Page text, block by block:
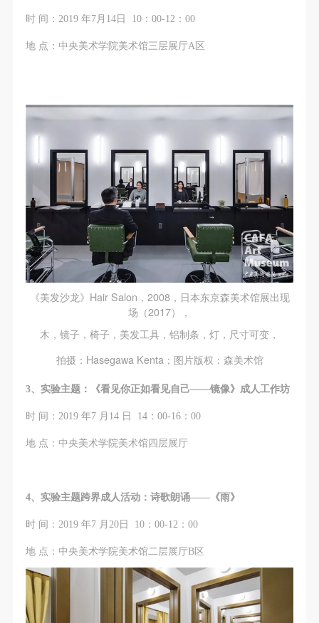
时 间：2019 年7月14日 10：00-12：00
地 点：中央美术学院美术馆三层展厅A区
《美发沙龙》Hair Salon，2008，日本东京森美术馆展出现
场（2017），
木，镜子，椅子，美发工具，铝制条，灯，尺寸可变，
拍摄：Hasegawa Kenta；图片版权：森美术馆
3、实验主题：《看见你正如看见自己——镜像》成人工作坊
时 间：2019 年7 月14 日 14：00-16：00
地 点：中央美术学院美术馆四层展厅
4、实验主题跨界成人活动：诗歌朗诵——《雨》
时 间：2019 年7 月20日 10：00-12：00
地 点：中央美术学院美术馆二层展厅B区
及到的绘画工具、创作材料及配套设备、设施，若参
套设备、设施造成个人受伤、伤害他人及造成相应工
失。活动中任何非事故当事人及美术馆将不承担人身
事故的任何责任。
中央美术学院美术馆肖像权许可使用协议
根据《中华人民共和国广告法》、《中华人民共和国
民法通则》以及 最高人民法院关于贯彻执行 《中华
人民共和国民法通则》若干问题的意见（试行）>的
有关规定，为明确肖像许可方（甲方）和使用方（乙
方）的权利义务关系，经双方友好协商，甲乙双方就
带有甲方肖像的作品的使用达成如下一致协议：
一、 一般约定
（1）、甲方为本协议中的肖像权人，自愿将自己的
肖像权许可乙方作符合本协议约定和法律规定的用
（2）、乙方中央美术学院美术馆是一所具有标志
性、专业性、国际化的现代公共美术馆。中央美术学
院美术馆与时代同行，努力塑造一个开放、自由、学
和观众进行良好互动。以学院的学术研究为基础，积
共教育活动，为美院师生、中外艺术家以及社会公众
单位，其开展的公共教育活动以学术性和公益性为
主。
（3）、乙方为甲方拍摄中央美术学院公共教育部所
有公教活动。
二、拍摄内容、使用形式、使用地域范围
及到的绘画工具、创作材料及配套设备、设施，若参
套设备、设施造成个人受伤、伤害他人及造成相应工
失。活动中任何非事故当事人及美术馆将不承担人身
事故的任何责任。
中央美术学院美术馆肖像权许可使用协议
根据《中华人民共和国广告法》、《中华人民共和国
民法通则》以及 最高人民法院关于贯彻执行 《中华
人民共和国民法通则》若干问题的意见（试行）>的
有关规定，为明确肖像许可方（甲方）和使用方（乙
方）的权利义务关系，经双方友好协商，甲乙双方就
带有甲方肖像的作品的使用达成如下一致协议：
一、 一般约定
（1）、甲方为本协议中的肖像权人，自愿将自己的
肖像权许可乙方作符合本协议约定和法律规定的用
（2）、乙方中央美术学院美术馆是一所具有标志
性、专业性、国际化的现代公共美术馆。中央美术学
院美术馆与时代同行，努力塑造一个开放、自由、学
和观众进行良好互动。以学院的学术研究为基础，积
共教育活动，为美院师生、中外艺术家以及社会公众
单位，其开展的公共教育活动以学术性和公益性为
主。
（3）、乙方为甲方拍摄中央美术学院公共教育部所
有公教活动。
二、拍摄内容、使用形式、使用地域范围
及到的绘画工具、创作材料及配套设备、设施，若参
套设备、设施造成个人受伤、伤害他人及造成相应工
失。活动中任何非事故当事人及美术馆将不承担人身
事故的任何责任。
中央美术学院美术馆肖像权许可使用协议
根据《中华人民共和国广告法》、《中华人民共和国
民法通则》以及 最高人民法院关于贯彻执行 《中华
人民共和国民法通则》若干问题的意见（试行）>的
有关规定，为明确肖像许可方（甲方）和使用方（乙
方）的权利义务关系，经双方友好协商，甲乙双方就
带有甲方肖像的作品的使用达成如下一致协议：
一、 一般约定
（1）、甲方为本协议中的肖像权人，自愿将自己的
肖像权许可乙方作符合本协议约定和法律规定的用
（2）、乙方中央美术学院美术馆是一所具有标志
性、专业性、国际化的现代公共美术馆。中央美术学
院美术馆与时代同行，努力塑造一个开放、自由、学
和观众进行良好互动。以学院的学术研究为基础，积
共教育活动，为美院师生、中外艺术家以及社会公众
单位，其开展的公共教育活动以学术性和公益性为
主。
（3）、乙方为甲方拍摄中央美术学院公共教育部所
有公教活动。
二、拍摄内容、使用形式、使用地域范围